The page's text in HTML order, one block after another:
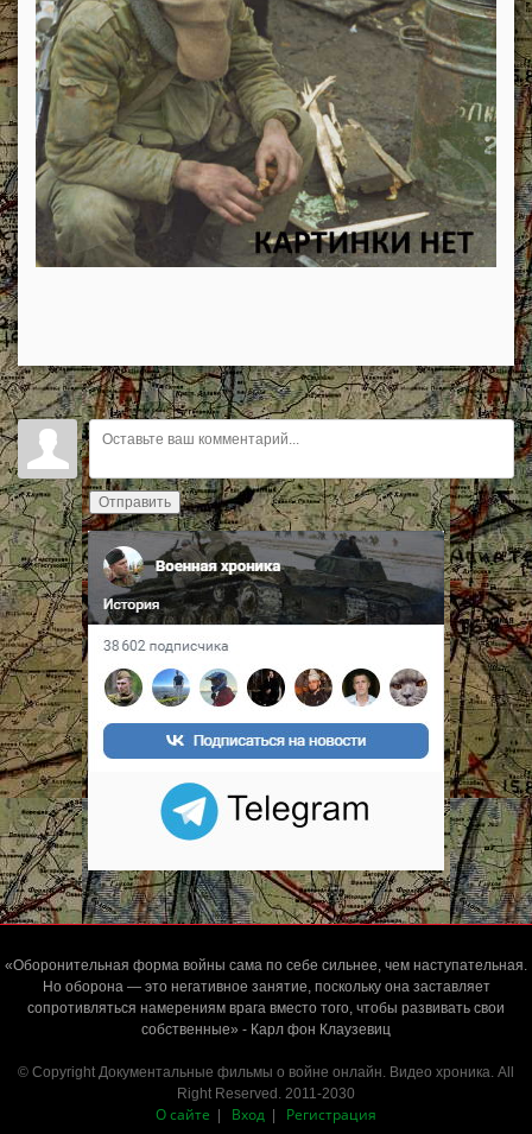
Отправить
«Оборонительная форма войны сама по себе сильнее, чем наступательная.
Но оборона — это негативное занятие, поскольку она заставляет
сопротивляться намерениям врага вместо того, чтобы развивать свои
собственные» - Карл фон Клаузевиц
© Copyright Документальные фильмы о войне онлайн. Видео хроника. All
Right Reserved. 2011-2030
О сайте Вход Регистрация